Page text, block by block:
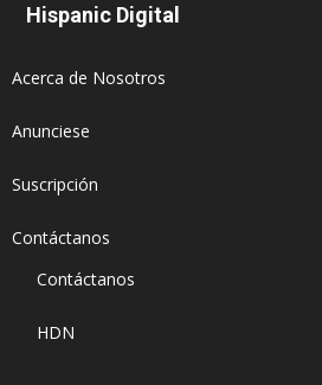
Hispanic Digital
Acerca de Nosotros
Anunciese
Suscripción
Contáctanos
Contáctanos
HDN